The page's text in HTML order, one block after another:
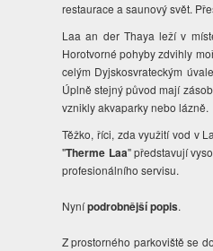
restaurace a saunový svět.
Laa an der Thaya leží v
Horotvorné pohyby zdvihly
celým Dyjskosvrateckým
Úplně stejný původ mají
vznikly akvaparky nebo lázně.
Těžko, říci, zda využití vod v
"Therme Laa" představují
profesionálního servisu.
Nynípodrobnější popis.
Z prostorného parkoviště se